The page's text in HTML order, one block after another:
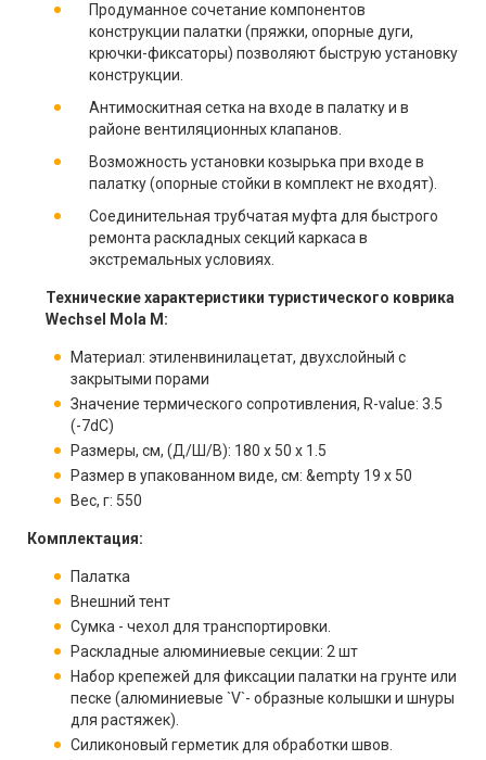
Продуманное сочетание компонентов
конструкции палатки (пряжки, опорные дуги,
крючки-фиксаторы) позволяют быструю установку
конструкции.
Антимоскитная сетка на входе в палатку и в
районе вентиляционных клапанов.
Возможность установки козырька при входе в
палатку (опорные стойки в комплект не входят).
Соединительная трубчатая муфта для быстрого
ремонта раскладных секций каркаса в
экстремальных условиях.
Технические характеристики туристического коврика
Wechsel Mola М:
Материал: этиленвинилацетат, двухслойный с
закрытыми порами
Значение термического сопротивления, R-value: 3.5
(-7dC)
Размеры, см, (Д/Ш/В): 180 x 50 x 1.5
Размер в упакованном виде, см: &empty 19 x 50
Вес, г: 550
Комплектация:
Палатка
Внешний тент
Сумка - чехол для транспортировки.
Раскладные алюминиевые секции: 2 шт
Набор крепежей для фиксации палатки на грунте или
песке (алюминиевые `V`- образные колышки и шнуры
для растяжек).
Силиконовый герметик для обработки швов.